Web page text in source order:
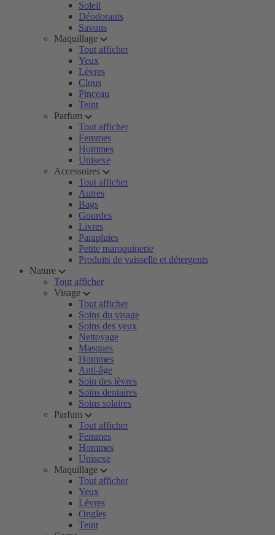
Soleil
Déodorants
Savons
Maquillage
Tout afficher
Yeux
Lèvres
Clous
Pinceau
Teint
Parfum
Tout afficher
Femmes
Hommes
Unisexe
Accessoires
Tout afficher
Autres
Bags
Gourdes
Livres
Parapluies
Petite maroquinerie
Produits de vaisselle et détergents
Nature
Tout afficher
Visage
Tout afficher
Soins du visage
Soins des yeux
Nettoyage
Masques
Hommes
Anti-âge
Soin des lèvres
Soins dentaires
Soins solaires
Parfum
Tout afficher
Femmes
Hommes
Unisexe
Maquillage
Tout afficher
Yeux
Lèvres
Ongles
Teint